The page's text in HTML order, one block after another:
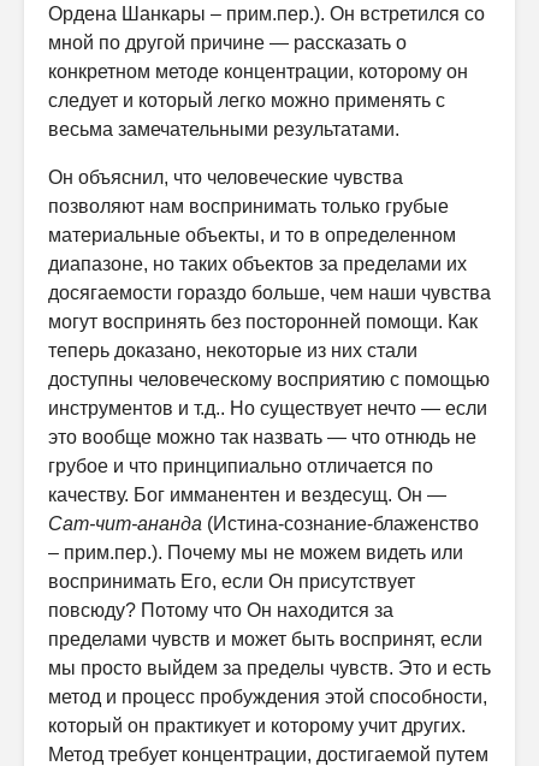
Ордена Шанкары – прим.пер.). Он встретился со
мной по другой причине — рассказать о
конкретном методе концентрации, которому он
следует и который легко можно применять с
весьма замечательными результатами.
Он объяснил, что человеческие чувства
позволяют нам воспринимать только грубые
материальные объекты, и то в определенном
диапазоне, но таких объектов за пределами их
досягаемости гораздо больше, чем наши чувства
могут воспринять без посторонней помощи. Как
теперь доказано, некоторые из них стали
доступны человеческому восприятию с помощью
инструментов и т.д.. Но существует нечто — если
это вообще можно так назвать — что отнюдь не
грубое и что принципиально отличается по
качеству. Бог имманентен и вездесущ. Он —
Сат-чит-ананда (Истина-сознание-блаженство
– прим.пер.). Почему мы не можем видеть или
воспринимать Его, если Он присутствует
повсюду? Потому что Он находится за
пределами чувств и может быть воспринят, если
мы просто выйдем за пределы чувств. Это и есть
метод и процесс пробуждения этой способности,
который он практикует и которому учит других.
Метод требует концентрации, достигаемой путем